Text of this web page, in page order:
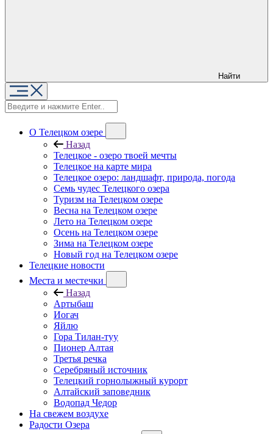
Найти
О Телецком озере
Назад
Телецкое - озеро твоей мечты
Телецкое на карте мира
Телецкое озеро: ландшафт, природа, погода
Семь чудес Телецкого озера
Туризм на Телецком озере
Весна на Телецком озере
Лето на Телецком озере
Осень на Телецком озере
Зима на Телецком озере
Новый год на Телецком озере
Телецкие новости
Места и местечки
Назад
Артыбаш
Иогач
Яйлю
Гора Тилан-туу
Пионер Алтая
Третья речка
Серебряный источник
Телецкий горнолыжный курорт
Алтайский заповедник
Водопад Чедор
На свежем воздухе
Радости Озера